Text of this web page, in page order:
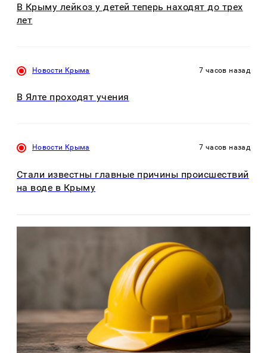
В Крыму лейкоз у детей теперь находят до трех
лет
Новости Крыма 7 часов назад
В Ялте проходят учения
Новости Крыма 7 часов назад
Стали известны главные причины происшествий
на воде в Крыму